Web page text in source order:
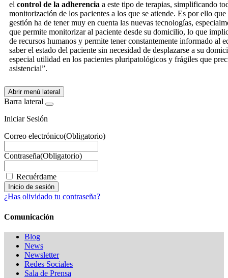
el control de la adherencia a este tipo de terapias, simplificando
monitorización de los pacientes a los que se atiende. Es por ello
gestión ha de tener muy en cuenta las nuevas tecnologías,
que permite monitorizar al paciente desde su domicilio, lo que
de recursos humanos y permite tener constantemente informado al
saber el estado del paciente sin necesidad de desplazarse a su
especial utilidad en los pacientes pluripatológicos y frágiles que
asistencial”.
Abrir menú lateral
Barra lateral
Iniciar Sesión
Correo electrónico(Obligatorio)
Contraseña(Obligatorio)
Recuérdame
¿Has olividado tu contraseña?
Comunicación
Blog
News
Newsletter
Redes Sociales
Sala de Prensa